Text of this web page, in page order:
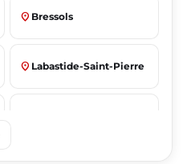
place Bressols
place Labastide-Saint-Pierre